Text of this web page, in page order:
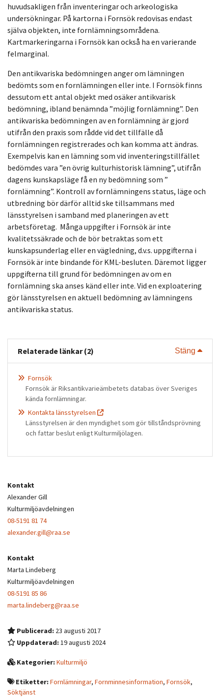
huvudsakligen från inventeringar och arkeologiska
undersökningar. På kartorna i Fornsök redovisas endast
själva objekten, inte fornlämningsområdena.
Kartmarkeringarna i Fornsök kan också ha en varierande
felmarginal.
Den antikvariska bedömningen anger om lämningen
bedömts som en fornlämningen eller inte. I Fornsök finns
dessutom ett antal objekt med osäker antikvarisk
bedömning, ibland benämnda ”möjlig fornlämning”. Den
antikvariska bedömningen av en fornlämning är gjord
utifrån den praxis som rådde vid det tillfälle då
fornlämningen registrerades och kan komma att ändras.
Exempelvis kan en lämning som vid inventeringstillfället
bedömdes vara ”en övrig kulturhistorisk lämning”, utifrån
dagens kunskapsläge få en ny bedömning som ”
fornlämning”. Kontroll av fornlämningens status, läge och
utbredning bör därför alltid ske tillsammans med
länsstyrelsen i samband med planeringen av ett
arbetsföretag. Många uppgifter i Fornsök är inte
kvalitetssäkrade och de bör betraktas som ett
kunskapsunderlag eller en vägledning, d.v.s. uppgifterna i
Fornsök är inte bindande för KML-besluten. Däremot ligger
uppgifterna till grund för bedömningen av om en
fornlämning ska anses känd eller inte. Vid en exploatering
gör länsstyrelsen en aktuell bedömning av lämningens
antikvariska status.
Relaterade länkar (2) Stäng Visa
Fornsök
Fornsök är Riksantikvarieämbetets databas över Sveriges
kända fornlämningar.
Kontakta länsstyrelsen
Länsstyrelsen är den myndighet som gör tillståndsprövning
och fattar beslut enligt Kulturmiljölagen.
Kontakt
Alexander Gill
Kulturmiljöavdelningen
08-5191 81 74
alexander.gill@raa.se
Kontakt
Marta Lindeberg
Kulturmiljöavdelningen
08-5191 85 86
marta.lindeberg@raa.se
Publicerad: 23 augusti 2017
Uppdaterad:19 augusti 2024
Kategorier:Kulturmiljö
Etiketter:Fornlämningar, Fornminnesinformation, Fornsök,
Söktjänst